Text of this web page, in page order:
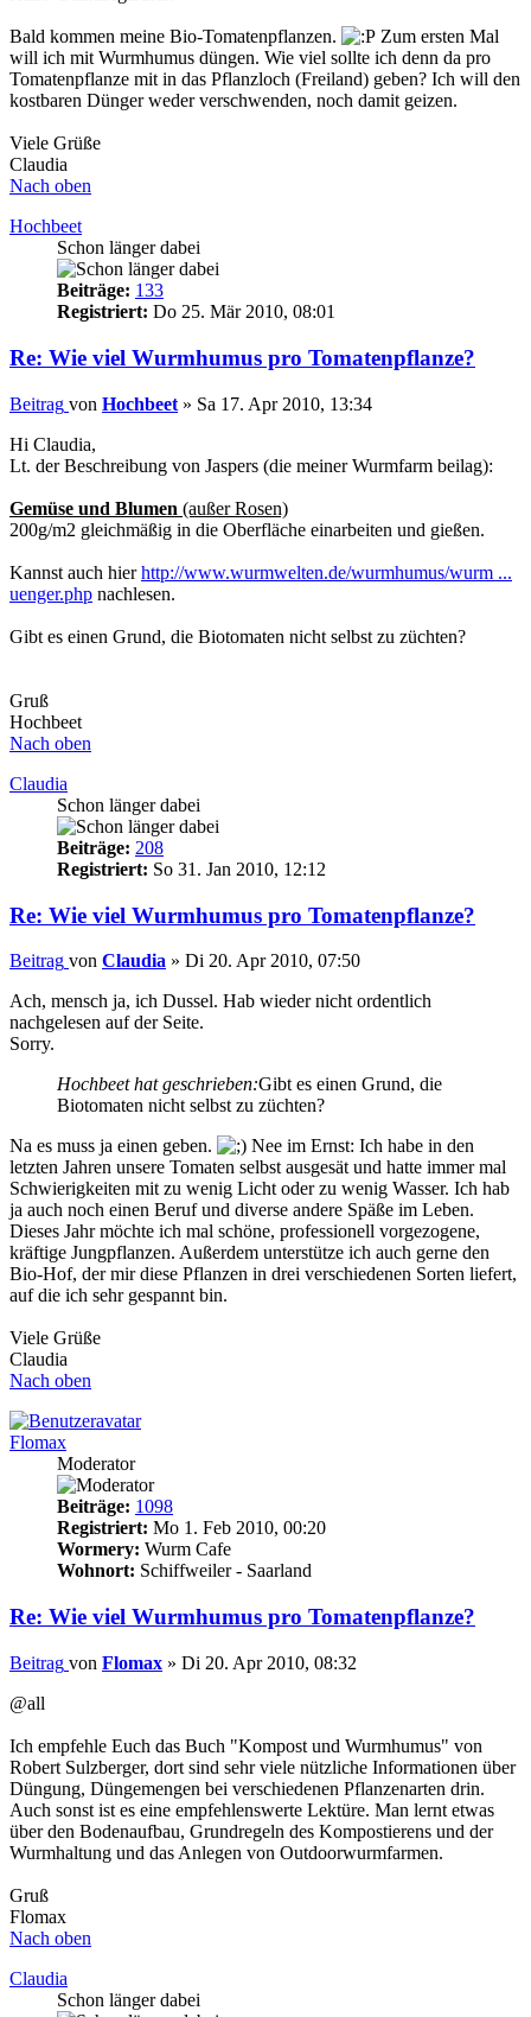
Bald kommen meine Bio-Tomatenpflanzen.
Zum ersten Mal
will ich mit Wurmhumus düngen. Wie viel sollte ich denn da pro
Tomatenpflanze mit in das Pflanzloch (Freiland) geben? Ich will den
kostbaren Dünger weder verschwenden, noch damit geizen.
Viele Grüße
Claudia
Nach oben
Hochbeet
Schon länger dabei
Beiträge: 133
Registriert: Do 25. Mär 2010, 08:01
Re: Wie viel Wurmhumus pro Tomatenpflanze?
Beitrag von Hochbeet » Sa 17. Apr 2010, 13:34
Hi Claudia,
Lt. der Beschreibung von Jaspers (die meiner Wurmfarm beilag):
Gemüse und Blumen (außer Rosen)
200g/m2 gleichmäßig in die Oberfläche einarbeiten und gießen.
Kannst auch hierhttp://www.wurmwelten.de/wurmhumus/wurm ...
uenger.php nachlesen.
Gibt es einen Grund, die Biotomaten nicht selbst zu züchten?
Gruß
Hochbeet
Nach oben
Claudia
Schon länger dabei
Beiträge: 208
Registriert: So 31. Jan 2010, 12:12
Re: Wie viel Wurmhumus pro Tomatenpflanze?
Beitrag von Claudia » Di 20. Apr 2010, 07:50
Ach, mensch ja, ich Dussel. Hab wieder nicht ordentlich
nachgelesen auf der Seite.
Sorry.
Hochbeet hat geschrieben:Gibt es einen Grund, die
Biotomaten nicht selbst zu züchten?
Na es muss ja einen geben.
Nee im Ernst: Ich habe in den
letzten Jahren unsere Tomaten selbst ausgesät und hatte immer mal
Schwierigkeiten mit zu wenig Licht oder zu wenig Wasser. Ich hab
ja auch noch einen Beruf und diverse andere Späße im Leben.
Dieses Jahr möchte ich mal schöne, professionell vorgezogene,
kräftige Jungpflanzen. Außerdem unterstütze ich auch gerne den
Bio-Hof, der mir diese Pflanzen in drei verschiedenen Sorten liefert,
auf die ich sehr gespannt bin.
Viele Grüße
Claudia
Nach oben
Flomax
Moderator
Beiträge: 1098
Registriert: Mo 1. Feb 2010, 00:20
Wormery: Wurm Cafe
Wohnort: Schiffweiler - Saarland
Re: Wie viel Wurmhumus pro Tomatenpflanze?
Beitrag von Flomax » Di 20. Apr 2010, 08:32
@all
Ich empfehle Euch das Buch "Kompost und Wurmhumus" von
Robert Sulzberger, dort sind sehr viele nützliche Informationen über
Düngung, Düngemengen bei verschiedenen Pflanzenarten drin.
Auch sonst ist es eine empfehlenswerte Lektüre. Man lernt etwas
über den Bodenaufbau, Grundregeln des Kompostierens und der
Wurmhaltung und das Anlegen von Outdoorwurmfarmen.
Gruß
Flomax
Nach oben
Claudia
Schon länger dabei